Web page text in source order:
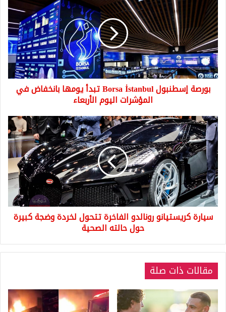
إسطنبول
Borsa
İstanbul
تبدأ
يومها
بانخفاض
في
المؤشرات
اليوم
الأربعاء
بورصة إسطنبول Borsa İstanbul تبدأ يومها بانخفاض في
المؤشرات اليوم الأربعاء
سيارة
كريستيانو
رونالدو
الفاخرة
تتحول
لخردة
وضجة
كبيرة
حول
حالته
سيارة كريستيانو رونالدو الفاخرة تتحول لخردة وضجة كبيرة
حول حالته الصحية
مقالات ذات صلة